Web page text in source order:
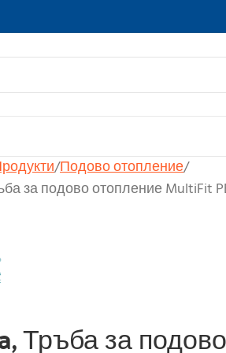
Подово отопление
за подово отопление MultiFit
Тръба за